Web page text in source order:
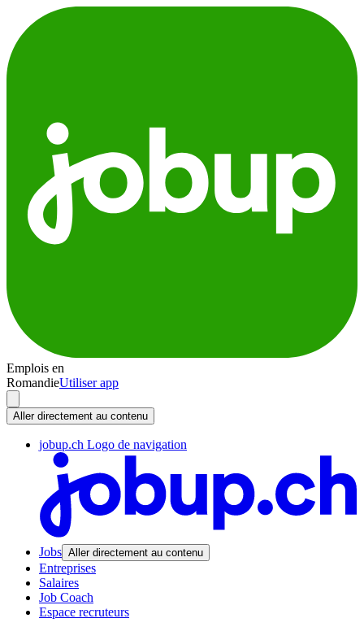
Emplois en
RomandieUtiliser app
Aller directement au contenu
jobup.ch Logo de navigation
Jobs Aller directement au contenu
Entreprises
Salaires
Job Coach
Espace recruteurs